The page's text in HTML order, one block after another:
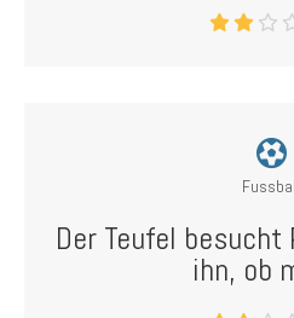
Der Teufel
ihn, ob